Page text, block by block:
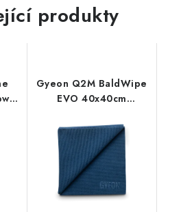
produkty
Gyeon Q2M BaldWipe
EVO 40x40cm